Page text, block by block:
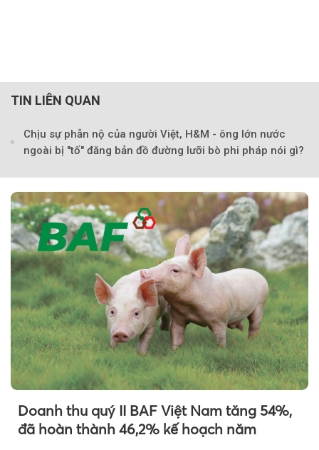
Theo
TIN LIÊN QUAN
Chịu sự phẫn nộ của người Việt, H&M - ông lớn nước
ngoài bị "tố" đăng bản đồ đường lưỡi bò phi pháp nói gì?
Doanh thu quý II BAF Việt Nam tăng 54%,
đã hoàn thành 46,2% kế hoạch năm